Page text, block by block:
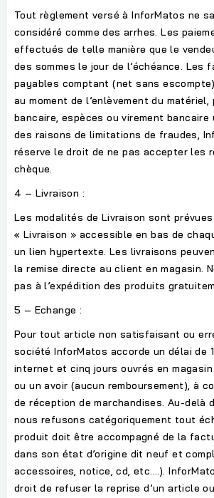
Tout règlement versé à InforMatos ne
considéré comme des arrhes. Les
effectués de telle manière que le
des sommes le jour de l’échéance. Les
payables comptant (net sans
au moment de l’enlèvement du matériel,
bancaire, espèces ou virement bancaire
des raisons de limitations de fraudes,
réserve le droit de ne pas accepter les
chèque.
4 – Livraison :
Les modalités de Livraison sont
« Livraison » accessible en bas de
un lien hypertexte. Les livraisons
la remise directe au client en magasin.
pas à l’expédition des produits
5 – Echange :
Pour tout article non satisfaisant ou
société InforMatos accorde un délai de
internet et cinq jours ouvrés en
ou un avoir (aucun remboursement), à
de réception de marchandises. Au-delà
nous refusons catégoriquement tout
produit doit être accompagné de la
dans son état d’origine dit neuf et
accessoires, notice, cd, etc.…).
droit de refuser la reprise d’un article